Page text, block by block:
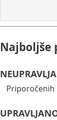
Najboljše